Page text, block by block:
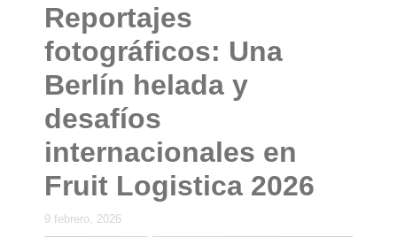
Reportajes
fotográficos: Una
Berlín helada y
desafíos
internacionales en
Fruit Logistica 2026
9 febrero, 2026